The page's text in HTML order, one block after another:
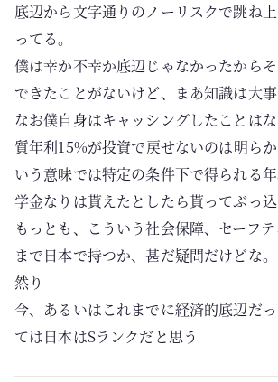
底辺から文字通りのノーリスクで跳ね
ってる。
僕は幸か不幸か底辺じゃなかったから
できたことがないけど、まあ知識は大事
なお僕自身はキャッシングしたことは
質年利15%が投資で戻せないのは明ら
いう意味では特定の条件下で得られる
学金なりは貰えたとしたら貰ってぶっ込
もっとも、こういう社会保障、セーフ
まで日本で持つか、甚だ疑問だけどな
然り
今、あるいはこれまでに経済的底辺だ
ては日本はSランクだと思う